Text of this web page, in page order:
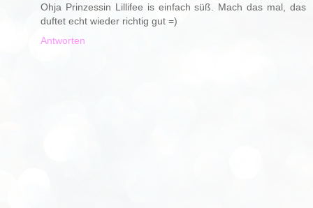
Ohja Prinzessin Lillifee is einfach süß. Mach das mal, das
duftet echt wieder richtig gut =)
Antworten